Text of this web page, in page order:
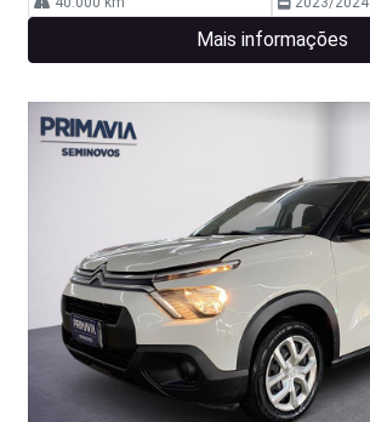
Mais informações